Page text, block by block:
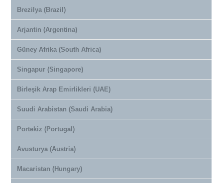
Brezilya (Brazil)
Arjantin (Argentina)
Güney Afrika (South Africa)
Singapur (Singapore)
Birleşik Arap Emirlikleri (UAE)
Suudi Arabistan (Saudi Arabia)
Portekiz (Portugal)
Avusturya (Austria)
Macaristan (Hungary)